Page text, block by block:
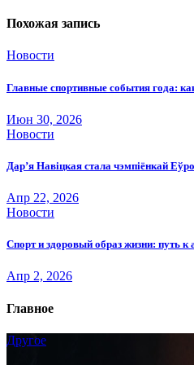
записям
Похожая запись
Новости
Главные спортивные события года:
Июн 30, 2026
Новости
Дар’я Навіцкая стала чэмпіёнкай
Апр 22, 2026
Новости
Спорт и здоровый образ жизни: путь
Апр 2, 2026
Главное
Другое